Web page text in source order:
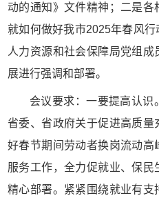
动的通知》文件精神；二是各
就如何做好我市2025年春风
人力资源和社会保障局党组
展进行强调和部署。
会议要求：一要提高认识
省委、省政府关于促进高质
好春节期间劳动者换岗流动
服务工作，全力促就业、保民
精心部署。紧紧围绕就业有